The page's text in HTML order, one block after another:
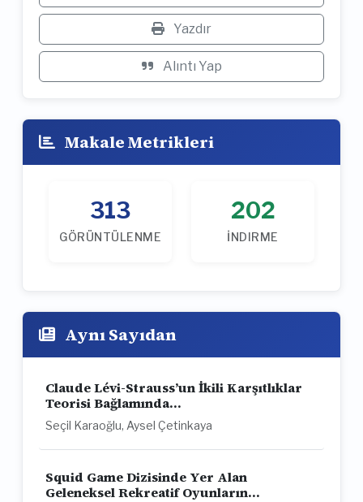
Yazdır
Alıntı Yap
Makale Metrikleri
313
GÖRÜNTÜLENME
202
İNDIRME
Aynı Sayıdan
Claude Lévi-Strauss’un İkili Karşıtlıklar
Teorisi Bağlamında...
Seçil Karaoğlu, Aysel Çetinkaya
Squid Game Dizisinde Yer Alan
Geleneksel Rekreatif Oyunların...